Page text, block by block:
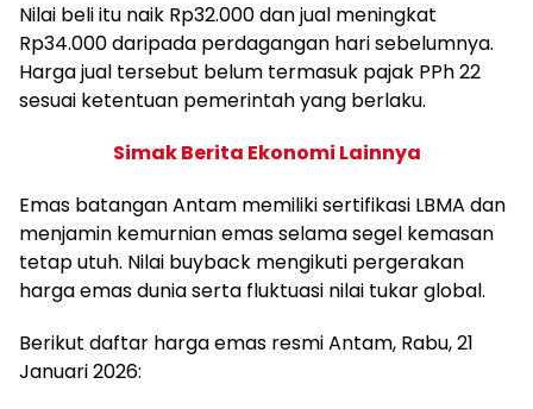
Nilai beli itu naik Rp32.000 dan jual meningkat
Rp34.000 daripada perdagangan hari sebelumnya.
Harga jual tersebut belum termasuk pajak PPh 22
sesuai ketentuan pemerintah yang berlaku.
Simak Berita Ekonomi Lainnya
Emas batangan Antam memiliki sertifikasi LBMA dan
menjamin kemurnian emas selama segel kemasan
tetap utuh. Nilai buyback mengikuti pergerakan
harga emas dunia serta fluktuasi nilai tukar global.
Berikut daftar harga emas resmi Antam, Rabu, 21
Januari 2026: